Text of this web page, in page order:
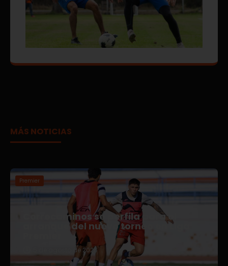
MÁS NOTICIAS
Premier
Correcaminos se perfila para el
arranque del nuevo torneo en Liga
5 de agosto de 2026